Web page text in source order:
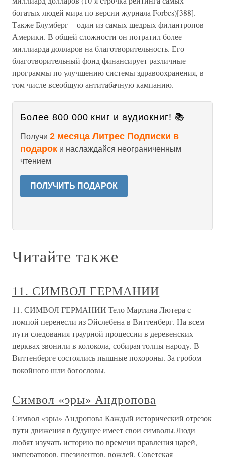
богатых людей мира по версии журнала Forbes)[388].
Также Блумберг – один из самых щедрых филантропов
Америки. В общей сложности он потратил более
миллиарда долларов на благотворительность. Его
благотворительный фонд финансирует различные
программы по улучшению системы здравоохранения, в
том числе всеобщую антитабачную кампанию.
Более 800 000 книг и аудиокниг! 📚
Получи 2 месяца Литрес Подписки в
подарок и наслаждайся неограниченным
чтением
ПОЛУЧИТЬ ПОДАРОК
Читайте также
11. СИМВОЛ ГЕРМАНИИ
11. СИМВОЛ ГЕРМАНИИ Тело Мартина Лютера с
помпой перенесли из Эйслебена в Виттенберг. На всем
пути следования траурной процессии в деревенских
церквах звонили в колокола, собирая толпы народу. В
Виттенберге состоялись пышные похороны. За гробом
покойного шли богословы,
Символ «эры» Андропова
Символ «эры» Андропова Каждый исторический отрезок
пути движения в будущее имеет свои символы.Люди
любят изучать историю по времени правления царей,
императоров, президентов, вождей. Советская